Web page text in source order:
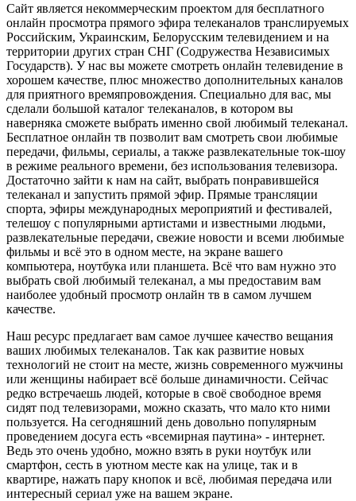
Сайт является некоммерческим проектом для бесплатного
онлайн просмотра прямого эфира телеканалов транслируемых
Российским, Украинским, Белорусским телевидением и на
территории других стран СНГ (Содружества Независимых
Государств). У нас вы можете смотреть онлайн телевидение в
хорошем качестве, плюс множество дополнительных каналов
для приятного времяпровождения. Специально для вас, мы
сделали большой каталог телеканалов, в котором вы
наверняка сможете выбрать именно свой любимый телеканал.
Бесплатное онлайн тв позволит вам смотреть свои любимые
передачи, фильмы, сериалы, а также развлекательные ток-шоу
в режиме реального времени, без использования телевизора.
Достаточно зайти к нам на сайт, выбрать понравившейся
телеканал и запустить прямой эфир. Прямые трансляции
спорта, эфиры международных мероприятий и фестивалей,
телешоу с популярными артистами и известными людьми,
развлекательные передачи, свежие новости и всеми любимые
фильмы и всё это в одном месте, на экране вашего
компьютера, ноутбука или планшета. Всё что вам нужно это
выбрать свой любимый телеканал, а мы предоставим вам
наиболее удобный просмотр онлайн тв в самом лучшем
качестве.
Наш ресурс предлагает вам самое лучшее качество вещания
ваших любимых телеканалов. Так как развитие новых
технологий не стоит на месте, жизнь современного мужчины
или женщины набирает всё больше динамичности. Сейчас
редко встречаешь людей, которые в своё свободное время
сидят под телевизорами, можно сказать, что мало кто ними
пользуется. На сегодняшний день довольно популярным
проведением досуга есть «всемирная паутина» - интернет.
Ведь это очень удобно, можно взять в руки ноутбук или
смартфон, сесть в уютном месте как на улице, так и в
квартире, нажать пару кнопок и всё, любимая передача или
интересный сериал уже на вашем экране.